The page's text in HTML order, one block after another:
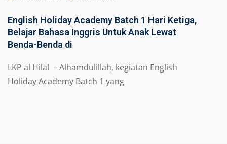
English Holiday Academy Batch 1 Hari Ketiga,
Belajar Bahasa Inggris Untuk Anak Lewat
Benda-Benda di
LKP al Hilal – Alhamdulillah, kegiatan English
Holiday Academy Batch 1 yang